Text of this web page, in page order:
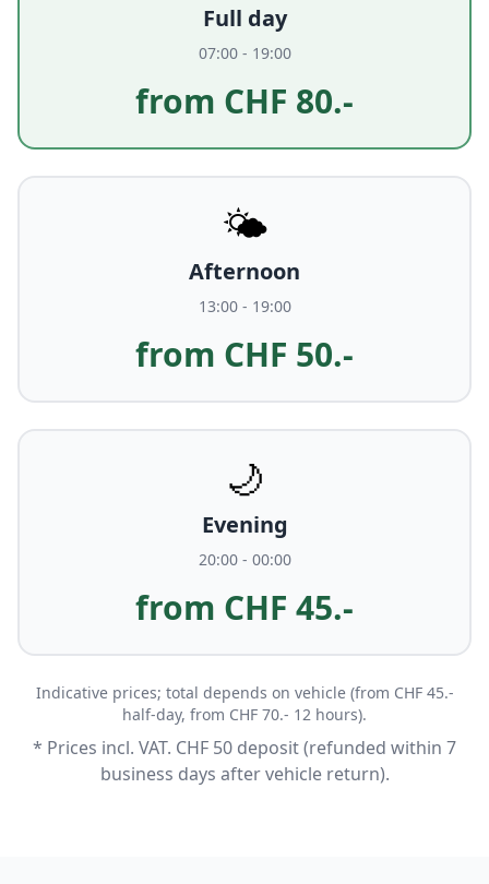
Full day
07:00 - 19:00
from CHF 80.-
🌤️
Afternoon
13:00 - 19:00
from CHF 50.-
🌙
Evening
20:00 - 00:00
from CHF 45.-
Indicative prices; total depends on vehicle (from CHF 45.-
half-day, from CHF 70.- 12 hours).
* Prices incl. VAT. CHF 50 deposit (refunded within 7
business days after vehicle return).